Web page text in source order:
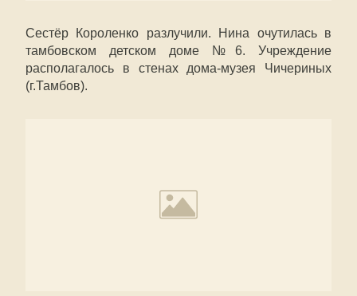
Сестёр Короленко разлучили. Нина очутилась в
тамбовском детском доме №6. Учреждение
располагалось в стенах дома-музея Чичериных
(г.Тамбов).